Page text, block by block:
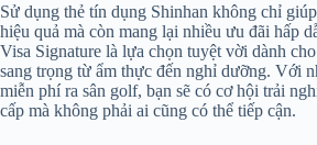
Sử dụng thẻ tín dụng Shinhan không chỉ
hiệu quả mà còn mang lại nhiều ưu đãi hấp
Visa Signature là lựa chọn tuyệt vời dành
sang trọng từ ẩm thực đến nghỉ dưỡng. Với
miễn phí ra sân golf, bạn sẽ có cơ hội trải
cấp mà không phải ai cũng có thể tiếp cận.